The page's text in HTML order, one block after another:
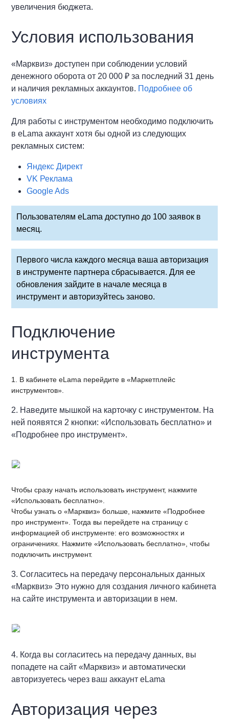
увеличения бюджета.
Условия использования
«Марквиз» доступен при соблюдении условий
денежного оборота от 20 000 ₽ за последний 31 день
и наличия рекламных аккаунтов. Подробнее об
условиях
Для работы с инструментом необходимо подключить
в eLama аккаунт хотя бы одной из следующих
рекламных систем:
Яндекс Директ
VK Реклама
Google Ads
Пользователям eLama доступно до 100 заявок в
месяц.
Первого числа каждого месяца ваша авторизация
в инструменте партнера сбрасывается. Для ее
обновления зайдите в начале месяца в
инструмент и авторизуйтесь заново.
Подключение
инструмента
1. В кабинете eLama перейдите в «Маркетплейс
инструментов».
2. Наведите мышкой на карточку с инструментом. На
ней появятся 2 кнопки: «Использовать бесплатно» и
«Подробнее про инструмент».
Чтобы сразу начать использовать инструмент, нажмите
«Использовать бесплатно».
Чтобы узнать о «Марквиз» больше, нажмите «Подробнее
про инструмент». Тогда вы перейдете на страницу с
информацией об инструменте: его возможностях и
ограничениях. Нажмите «Использовать бесплатно», чтобы
подключить инструмент.
3. Согласитесь на передачу персональных данных
«Марквиз» Это нужно для создания личного кабинета
на сайте инструмента и авторизации в нем.
4. Когда вы согласитесь на передачу данных, вы
попадете на сайт «Марквиз» и автоматически
авторизуетесь через ваш аккаунт eLama
Авторизация через